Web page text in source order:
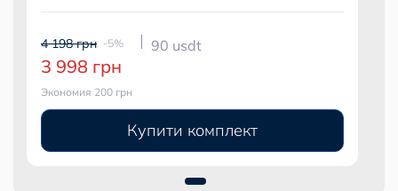
4 198 грн -5%
3 998 грн
Экономия 200 грн
90 usdt
Купити комплект